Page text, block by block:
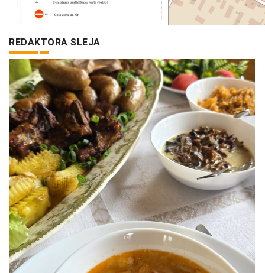
REDAKTORA SLEJA